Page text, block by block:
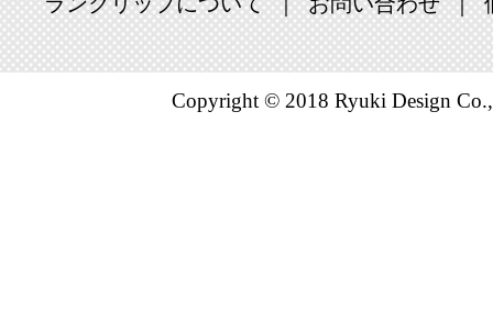
Copyright © 2018 Ryuki Design